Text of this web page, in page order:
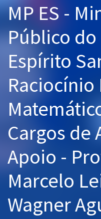
Cursos 20% OFF
Pós
Graduação
OAB
Questões grátis
Blog
Aprovados
Atendimento
MP ES -
Público do
Espírito
Raciocínio
Cargos de
Apoio -
Marcelo
Wagner